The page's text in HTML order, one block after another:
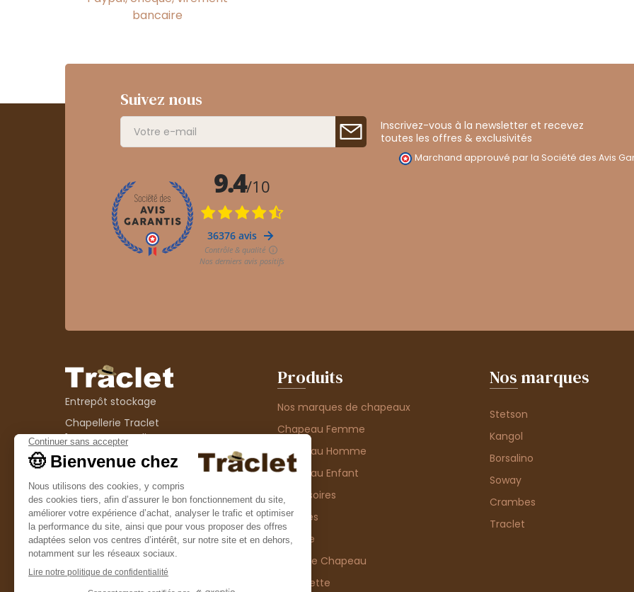
bancaire
Suivez nous
Inscrivez-vous à la newsletter et recevez
toutes les offres & exclusivités
Marchand approuvé par la Société des Avis
Entrepôt stockage
Chapellerie Traclet
14 Impasse Bardin
42300 Roanne
contact@chapellerie-traclet.com
Boutique
Chapellerie Traclet
4 rue de Cadore
42300 Roanne
Produits
Nos marques de chapeaux
Chapeau Femme
Chapeau Homme
Chapeau Enfant
Accessoires
Thèmes
Matière
Type de Chapeau
Casquette
Nos marques
Stetson
Kangol
Borsalino
Soway
Crambes
Traclet